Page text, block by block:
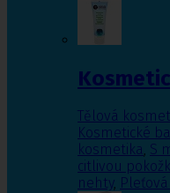
Tělová
Kosmetické
kosmetika, S
citlivou
nehty,